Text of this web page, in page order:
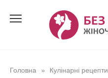
Головна » Кулінарні рецепти